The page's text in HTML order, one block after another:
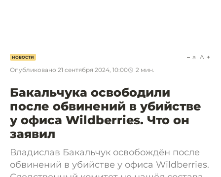
НОВОСТИ
Опубликовано 21 сентября 2024, 10:00 2 мин.
a A
Бакальчука освободили
после обвинений в убийстве
у офиса Wildberries. Что он
заявил
Владислав Бакальчук освобождён после
обвинений в убийстве у офиса Wildberries.